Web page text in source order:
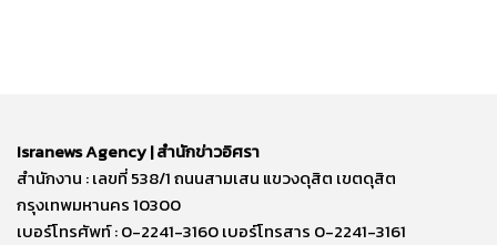
Isranews Agency | สำนักข่าวอิศรา
สำนักงาน : เลขที่ 538/1 ถนนสามเสน แขวงดุสิต เขตดุสิต
กรุงเทพมหานคร 10300
เบอร์โทรศัพท์ : 0-2241-3160 เบอร์โทรสาร 0-2241-3161